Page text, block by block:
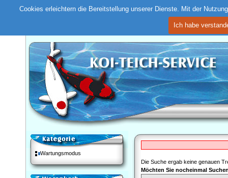
Cookies erleichtern die Bereitstellung unserer Dienste. Mit der
Ich habe
Wartungsmodus
Die Suche ergab keine genauen
Möchten Sie nocheinmal